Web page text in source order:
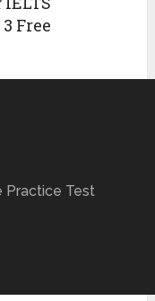
Free
Practice Test